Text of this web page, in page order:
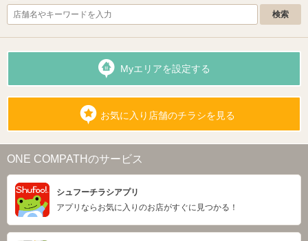
Myエリアを設定する
お気に入り店舗のチラシを見る
ONE COMPATHのサービス
シュフーチラシアプリ
アプリならお気に入りのお店がすぐに見つかる！